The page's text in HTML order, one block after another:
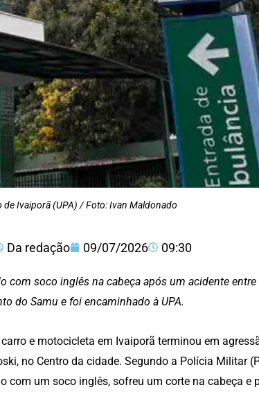
Ivaiporã (UPA) / Foto: Ivan Maldonado
Da redação 09/07/2026 09:30
com soco inglês na cabeça após um acidente
do Samu e foi encaminhado à UPA.
e motocicleta em Ivaiporã terminou em
no Centro da cidade. Segundo a Polícia Militar
com um soco inglês, sofreu um corte na cabeça e